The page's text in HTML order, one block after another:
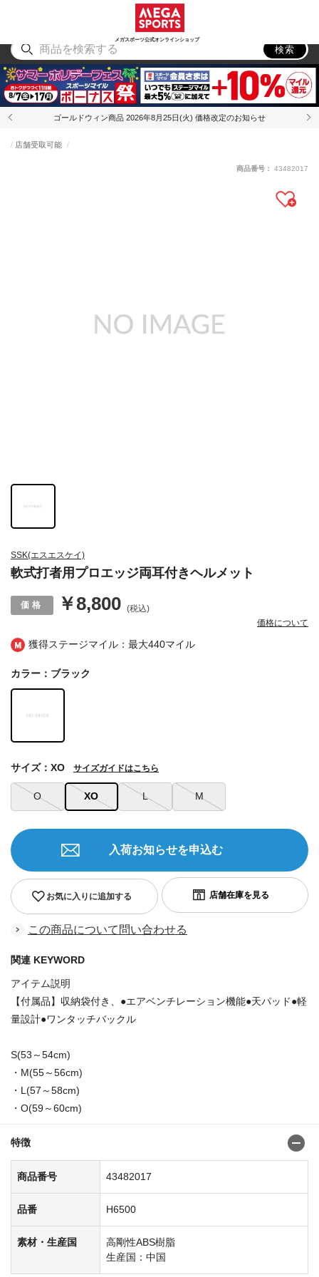
メガスポーツ公式オンラインショップ
アウトドア
検索
ゴールドウィン商品 2026年8月25日(火) 価格改定のお知らせ
獲得ステージマイル：最大440マイル
SSK(エスエスケイ)
軟式打者用プロエッジ両耳付きヘルメット
店舗受取可能
￥8,800 (税込)
価格について
商品番号： 43482017
カラー：ブラック
O XO L M
サイズ：XO サイズガイドはこちら
お気に入りに追加する
入荷お知らせを申込む
この商品について問い合わせる
関連 KEYWORD
アイテム説明
【付属品】収納袋付き、●エアベンチレーション機能●天パッド●軽
量設計●ワンタッチバックル
S(53～54cm)
・M(55～56cm)
・L(57～58cm)
・O(59～60cm)
特徴
商品番号 43482017
品番 H6500
素材・生産国
高剛性ABS樹脂
生産国：中国